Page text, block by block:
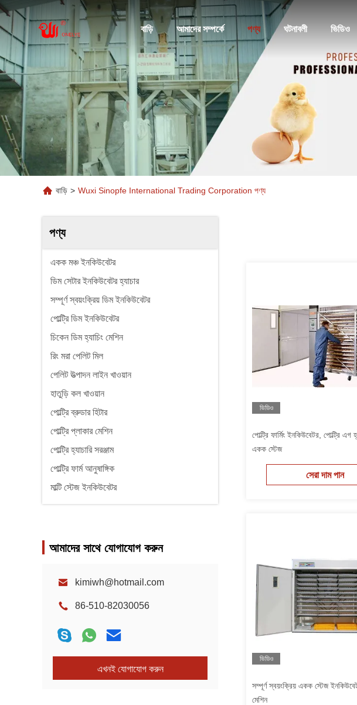
বাড়ি আমাদের সম্পর্কে পণ্য ঘটনাবলী ভিডিও
বাড়ি > Wuxi Sinopfe International Trading Corporation পণ্য
পণ্য
একক মঞ্চ ইনকিউবেটর
ডিম সেটার ইনকিউবেটর হ্যাচার
সম্পূর্ণ স্বয়ংক্রিয় ডিম ইনকিউবেটর
পোল্ট্রি ডিম ইনকিউবেটর
চিকেন ডিম হ্যাচিং মেশিন
রিং মরা পেলিট মিল
পেলিট উত্পাদন লাইন খাওয়ান
হাতুড়ি কল খাওয়ান
পোল্ট্রি ব্রুডার হিটার
পোল্ট্রি প্লাকার মেশিন
পোল্ট্রি হ্যাচারি সরঞ্জাম
পোল্ট্রি ফার্ম আনুষাঙ্গিক
মাল্টি স্টেজ ইনকিউবেটর
আমাদের সাথে যোগাযোগ করুন
kimiwh@hotmail.com
86-510-82030056
এখনই যোগাযোগ করুন
ভিডিও
পোল্ট্রি ফার্মিং ইনকিউবেটর, পোল্ট্রি এগ
একক স্টেজ
সেরা দাম পান
ভিডিও
সম্পূর্ণ স্বয়ংক্রিয় একক স্টেজ
মেশিন